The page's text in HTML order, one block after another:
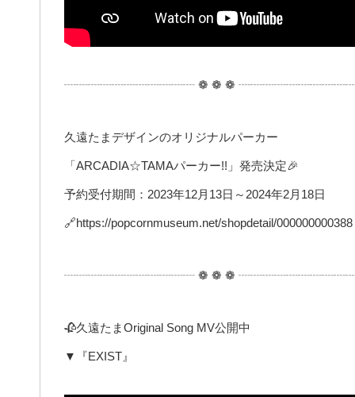
┈┈┈┈┈┈┈┈┈┈┈ ❁ ❁ ❁
久遠たまデザインのオリジナルパーカー
「ARCADIA☆TAMAパーカー!!」発売決定🎉
予約受付期間：2023年12月13日～2024年2月18日
🔗https://popcornmuseum.net/shopdetail/000000000388
┈┈┈┈┈┈┈┈┈┈┈ ❁ ❁ ❁
🥀久遠たまOriginal Song MV公開中
▼『EXIST』